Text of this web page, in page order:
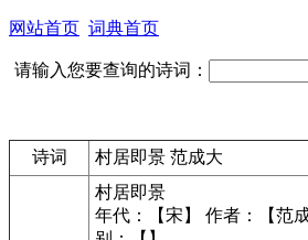
网站首页 词典首页
请输入您要查询的诗词：
诗词 村居即景 范成大
村居即景
年代：【宋】 作者：【范